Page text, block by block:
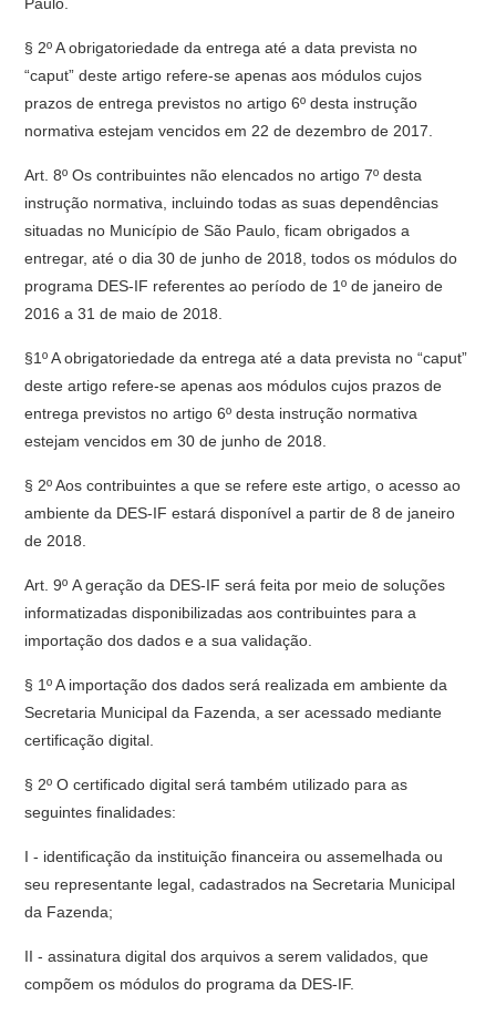
§ 2º A obrigatoriedade da entrega até a data prevista no
“caput” deste artigo refere-se apenas aos módulos cujos
prazos de entrega previstos no artigo 6º desta instrução
normativa estejam vencidos em 22 de dezembro de 2017.
Art. 8º Os contribuintes não elencados no artigo 7º desta
instrução normativa, incluindo todas as suas dependências
situadas no Município de São Paulo, ficam obrigados a
entregar, até o dia 30 de junho de 2018, todos os módulos do
programa DES-IF referentes ao período de 1º de janeiro de
2016 a 31 de maio de 2018.
§1º A obrigatoriedade da entrega até a data prevista no “caput”
deste artigo refere-se apenas aos módulos cujos prazos de
entrega previstos no artigo 6º desta instrução normativa
estejam vencidos em 30 de junho de 2018.
§ 2º Aos contribuintes a que se refere este artigo, o acesso ao
ambiente da DES-IF estará disponível a partir de 8 de janeiro
de 2018.
Art. 9º A geração da DES-IF será feita por meio de soluções
informatizadas disponibilizadas aos contribuintes para a
importação dos dados e a sua validação.
§ 1º A importação dos dados será realizada em ambiente da
Secretaria Municipal da Fazenda, a ser acessado mediante
certificação digital.
§ 2º O certificado digital será também utilizado para as
seguintes finalidades:
I - identificação da instituição financeira ou assemelhada ou
seu representante legal, cadastrados na Secretaria Municipal
da Fazenda;
II - assinatura digital dos arquivos a serem validados, que
compõem os módulos do programa da DES-IF.